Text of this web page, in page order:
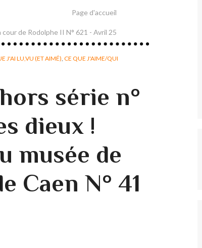
Page d'accueil
de Rodolphe II N° 621 - Avril 25
J'AI LU,VU (ET AIMÉ), CE QUE J'AIME/QUI
série n°
dieux !
musée de
Caen N° 41